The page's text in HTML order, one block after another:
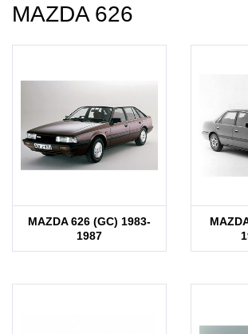
MAZDA 626
MAZDA 626 (GC) 1983-
1987